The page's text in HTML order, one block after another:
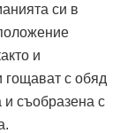
си в
и
гощават с обяд
и съобразена с